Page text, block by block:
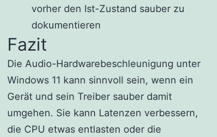
vorher den Ist-Zustand sauber zu
dokumentieren
Fazit
Die Audio-Hardwarebeschleunigung unter
Windows 11 kann sinnvoll sein, wenn ein
Gerät und sein Treiber sauber damit
umgehen. Sie kann Latenzen verbessern,
die CPU etwas entlasten oder die